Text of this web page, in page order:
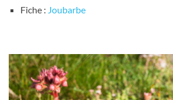
Fiche : Joubarbe